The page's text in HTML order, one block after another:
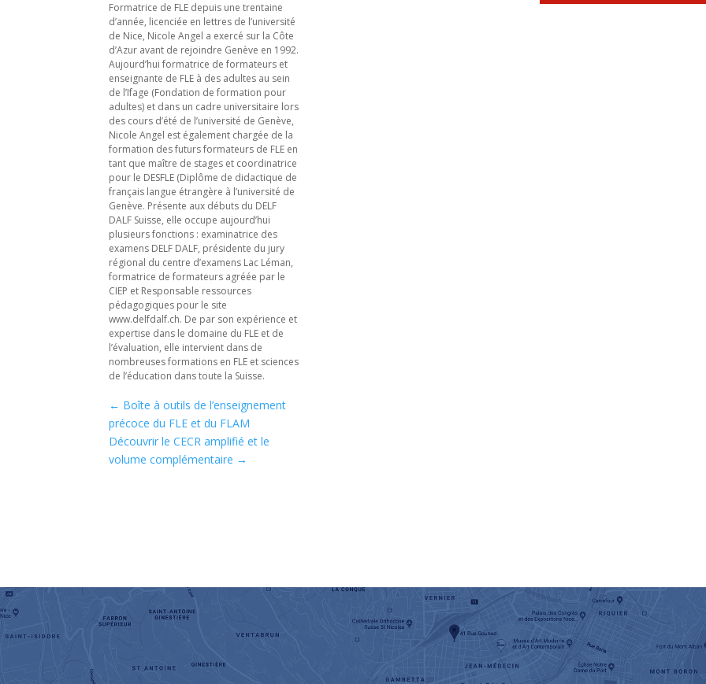
Formatrice de FLE depuis une trentaine
d’année, licenciée en lettres de l’université
de Nice, Nicole Angel a exercé sur la Côte
d’Azur avant de rejoindre Genève en 1992.
Aujourd’hui formatrice de formateurs et
enseignante de FLE à des adultes au sein
de l’Ifage (Fondation de formation pour
adultes) et dans un cadre universitaire lors
des cours d’été de l’université de Genève,
Nicole Angel est également chargée de la
formation des futurs formateurs de FLE en
tant que maître de stages et coordinatrice
pour le DESFLE (Diplôme de didactique de
français langue étrangère à l’université de
Genève. Présente aux débuts du DELF
DALF Suisse, elle occupe aujourd’hui
plusieurs fonctions : examinatrice des
examens DELF DALF, présidente du jury
régional du centre d’examens Lac Léman,
formatrice de formateurs agréée par le
CIEP et Responsable ressources
pédagogiques pour le site
www.delfdalf.ch. De par son expérience et
expertise dans le domaine du FLE et de
l’évaluation, elle intervient dans de
nombreuses formations en FLE et sciences
de l’éducation dans toute la Suisse.
← Boîte à outils de l’enseignement
précoce du FLE et du FLAM
Découvrir le CECR amplifié et le
volume complémentaire →